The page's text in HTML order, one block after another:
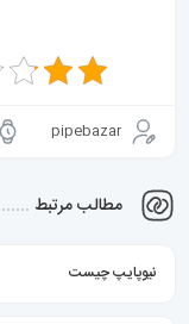
pipebazar
مطالب مرتبط
نیوپایپ چیست